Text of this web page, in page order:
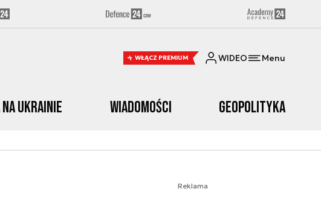
WŁĄCZ PREMIUM WIDEO Menu
Ukrainie Wiadomości Geopolityka
Reklama